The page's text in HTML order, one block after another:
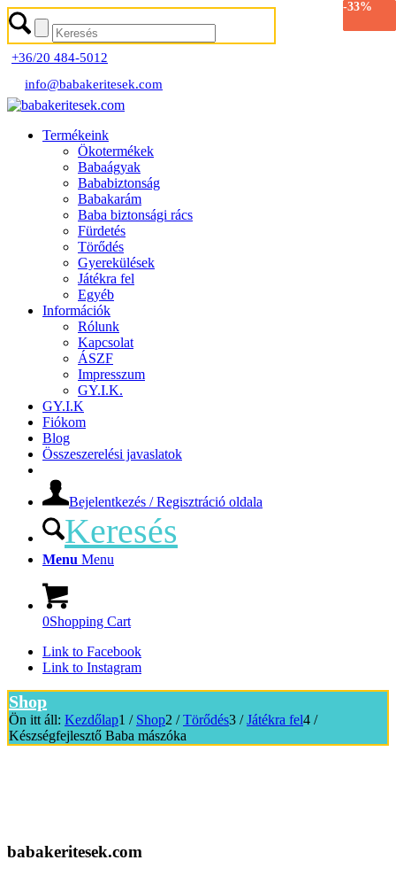
+36/20 484-5012
info@babakeritesek.com
Termékeink
Ökotermékek
Babaágyak
Bababiztonság
Babakarám
Baba biztonsági rács
Fürdetés
Törődés
Gyerekülések
Játékra fel
Egyéb
Információk
Rólunk
Kapcsolat
ÁSZF
Impresszum
GY.I.K.
GY.I.K
Fiókom
Blog
Összeszerelési javaslatok
Bejelentkezés / Regisztráció oldala
Keresés
Menu Menu
0Shopping Cart
Link to Facebook
Link to Instagram
Shop
Ön itt áll: Kezdőlap1 / Shop2 / Törődés3 / Játékra fel4 /
Készségfejlesztő Baba mászóka
babakeritesek.com
-33%
-33%
-33%
-33%